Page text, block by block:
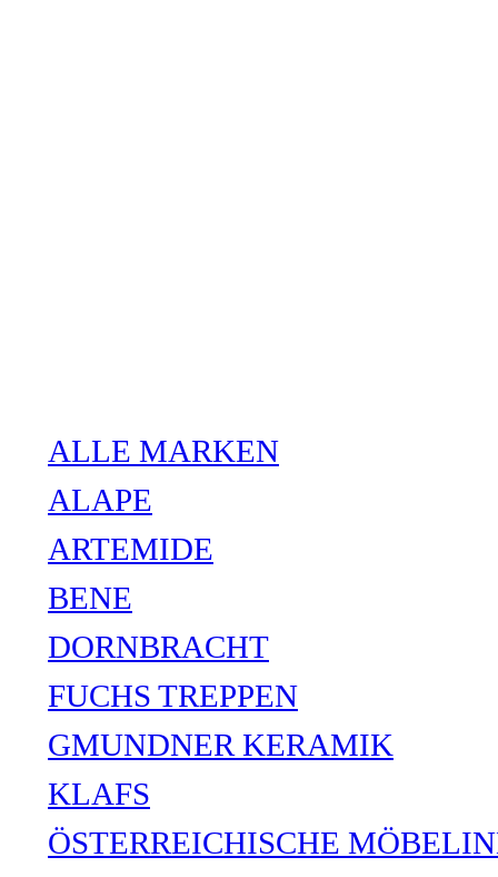
ALLE MARKEN
ALAPE
ARTEMIDE
BENE
DORNBRACHT
FUCHS TREPPEN
GMUNDNER KERAMIK
KLAFS
ÖSTERREICHISCHE